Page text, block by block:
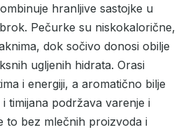
hranljive sastojke u
Pečurke su niskokalorične,
dok sočivo donosi obilje
ugljenih hidrata. Orasi
i energiji, a aromatično bilje
timijana podržava varenje i
to bez mlečnih proizvoda i